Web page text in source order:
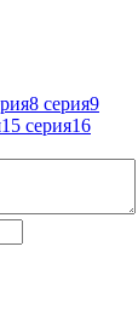
8 серия9
15 серия16